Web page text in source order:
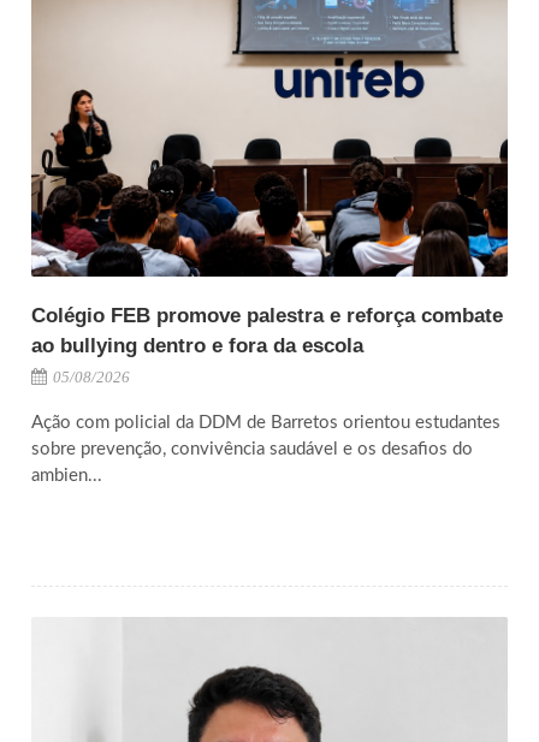
Colégio FEB promove palestra e reforça combate
ao bullying dentro e fora da escola
05/08/2026
Ação com policial da DDM de Barretos orientou estudantes
sobre prevenção, convivência saudável e os desafios do
ambien...